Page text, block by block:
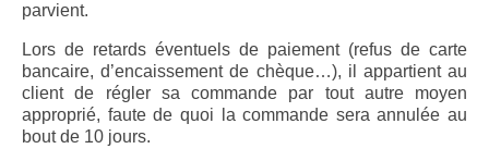
parvient.
Lors de retards éventuels de paiement (refus de carte
bancaire, d’encaissement de chèque…), il appartient au
client de régler sa commande par tout autre moyen
approprié, faute de quoi la commande sera annulée au
bout de 10 jours.